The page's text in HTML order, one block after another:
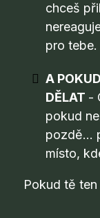
chceš
pro tebe.
A
DĚLAT -
pokud
pozdě...
místo,
Pokud tě